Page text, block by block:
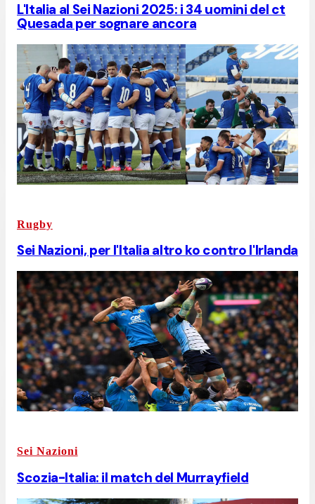
L'Italia al Sei Nazioni 2025: i 34 uomini del ct
Quesada per sognare ancora
Rugby
Sei Nazioni, per l'Italia altro ko contro l'Irlanda
Sei Nazioni
Scozia-Italia: il match del Murrayfield